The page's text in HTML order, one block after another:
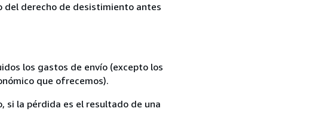
del derecho de desistimiento antes
los gastos de envío (excepto los
que ofrecemos).
si la pérdida es el resultado de una